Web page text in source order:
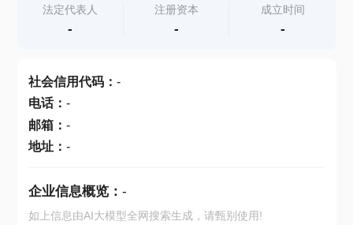
查产地
法定代表人
-
注册资本
-
成立时间
-
社会信用代码： -
电话： -
邮箱： -
地址： -
企业信息概览： -
如上信息由AI大模型全网搜索生成，请甄别使用!